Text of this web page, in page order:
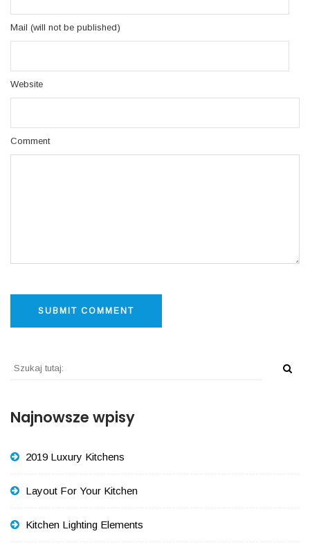
Mail (will not be published)
Website
Comment
Najnowsze wpisy
2019 Luxury Kitchens
Layout For Your Kitchen
Kitchen Lighting Elements